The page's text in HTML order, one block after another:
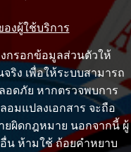
งผู้ใช้บริการ
งกรอกข้อมูลส่วนตัวให้
ริง เพื่อให้ระบบสามารถ
อดภัย หากตรวจพบการ
มแปลงเอกสาร จะถือ
ยผิดกฎหมาย นอกจากนี้ ผู้
น ห้ามใช้ ถ้อยคำหยาบ